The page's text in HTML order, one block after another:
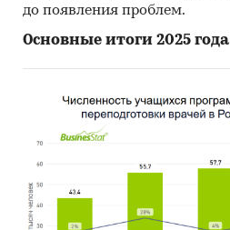
до появления проблем.
Основные итоги 2025 года